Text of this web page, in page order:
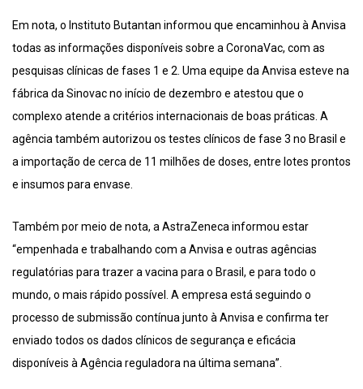
Em nota, o Instituto Butantan informou que encaminhou à Anvisa
todas as informações disponíveis sobre a CoronaVac, com as
pesquisas clínicas de fases 1 e 2. Uma equipe da Anvisa esteve na
fábrica da Sinovac no início de dezembro e atestou que o
complexo atende a critérios internacionais de boas práticas. A
agência também autorizou os testes clínicos de fase 3 no Brasil e
a importação de cerca de 11 milhões de doses, entre lotes prontos
e insumos para envase.
Também por meio de nota, a AstraZeneca informou estar
“empenhada e trabalhando com a Anvisa e outras agências
regulatórias para trazer a vacina para o Brasil, e para todo o
mundo, o mais rápido possível. A empresa está seguindo o
processo de submissão contínua junto à Anvisa e confirma ter
enviado todos os dados clínicos de segurança e eficácia
disponíveis à Agência reguladora na última semana”.